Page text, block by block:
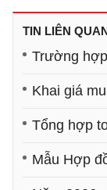
TIN LIÊN
Trường
Khai giá
Tổng hợp
Mẫu Hợp